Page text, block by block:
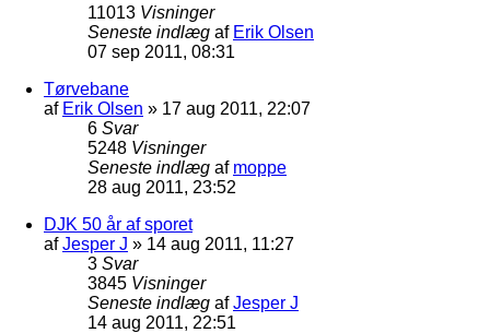
11013 Visninger
Seneste indlæg af Erik Olsen
07 sep 2011, 08:31
Tørvebane
af Erik Olsen » 17 aug 2011, 22:07
6 Svar
5248 Visninger
Seneste indlæg af moppe
28 aug 2011, 23:52
DJK 50 år af sporet
afJesper J » 14 aug 2011, 11:27
3 Svar
3845 Visninger
Seneste indlæg afJesper J
14 aug 2011, 22:51